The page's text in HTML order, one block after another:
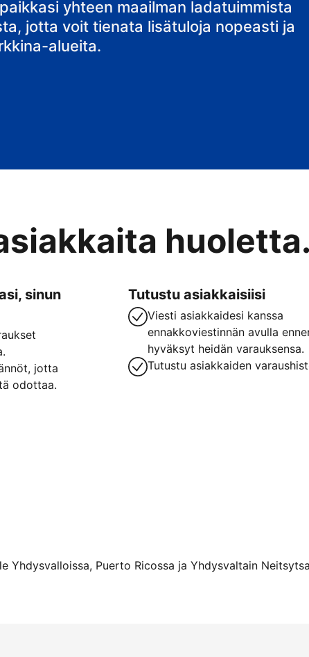
yhteen maailman ladatuimmista
jotta voit tienata lisätuloja nopeasti ja
alueita.
sinun
jotta
odottaa.
Tutustu asiakkaisiisi
Viesti asiakkaidesi kanssa
ennakkoviestinnän avulla
hyväksyt heidän varauksensa.
Tutustu asiakkaiden
Yhdysvalloissa, Puerto Ricossa ja Yhdysvaltain